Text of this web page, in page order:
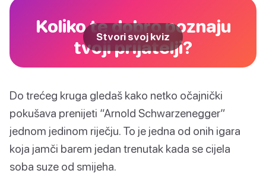
Koliko te dobro poznaju
tvoji prijatelji?
Stvori svoj kviz
Do trećeg kruga gledaš kako netko očajnički
pokušava prenijeti “Arnold Schwarzenegger”
jednom jedinom riječju. To je jedna od onih igara
koja jamči barem jedan trenutak kada se cijela
soba suze od smijeha.